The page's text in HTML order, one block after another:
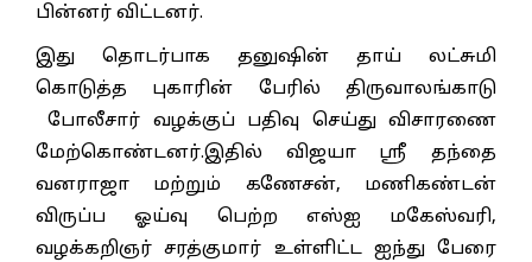
பின்னர் விட்டனர்.
இது தொடர்பாக தனுஷின் தாய் லட்சுமி
கொடுத்த புகாரின் பேரில் திருவாலங்காடு
போலீசார் வழக்குப் பதிவு செய்து விசாரணை
மேற்கொண்டனர்.இதில் விஜயா ஸ்ரீ தந்தை
வனராஜா மற்றும் கணேசன், மணிகண்டன்
விருப்ப ஓய்வு பெற்ற எஸ்ஐ மகேஸ்வரி,
வழக்கறிஞர் சரத்குமார் உள்ளிட்ட ஐந்து பேரை